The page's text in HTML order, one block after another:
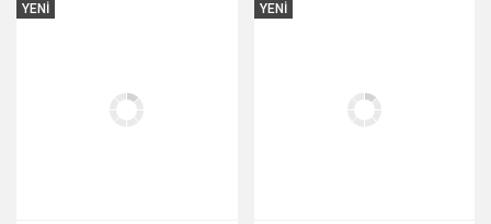
YENİ YENİ